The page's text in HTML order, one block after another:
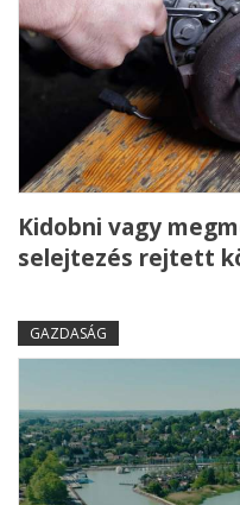
Kidobni vagy
selejtezés rejtett
GAZDASÁG